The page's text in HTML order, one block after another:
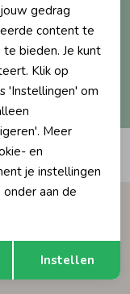
in onze
korting
Opslaan
gedrag
content te
bieden. Je kunt
Klik op
'Instellingen' om
Meer
en
je instellingen
aan de
Instellen